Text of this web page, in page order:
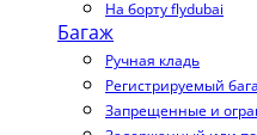
На борту flydubai
Багаж
Ручная кладь
Регистрируемый
Запрещенные и